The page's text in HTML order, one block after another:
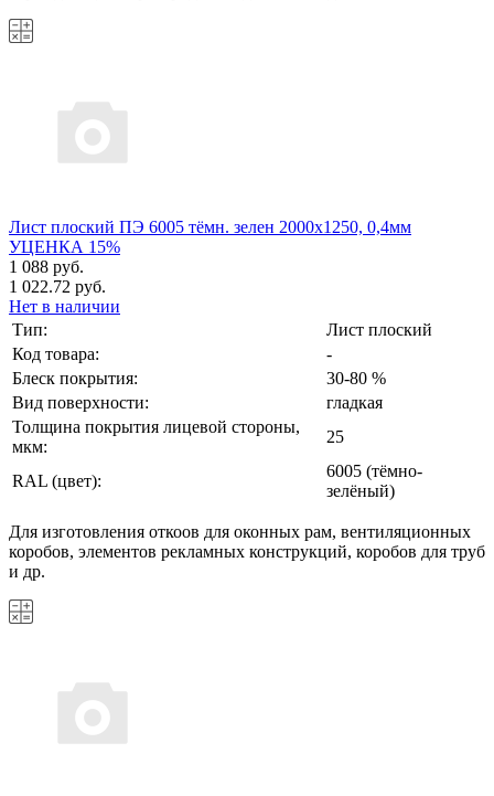
Лист плоский ПЭ 6005 тёмн. зелен 2000х1250, 0,4мм
УЦЕНКА 15%
1 088 руб.
1 022.72 руб.
Нет в наличии
Тип:
Лист плоский
Код товара:
-
Блеск покрытия:
30-80 %
Вид поверхности:
гладкая
Толщина покрытия лицевой стороны,
мкм:
25
RAL (цвет):
6005 (тёмно-
зелёный)
Для изготовления откоов для оконных рам, вентиляционных
коробов, элементов рекламных конструкций, коробов для труб
и др.